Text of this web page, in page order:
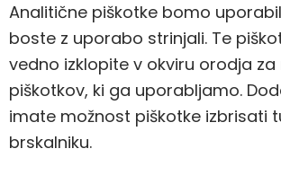
Analitične piškotke bomo
boste z uporabo strinjali. Te
vedno izklopite v okviru orodja
piškotkov, ki ga uporabljamo.
imate možnost piškotke izbrisati
brskalniku.